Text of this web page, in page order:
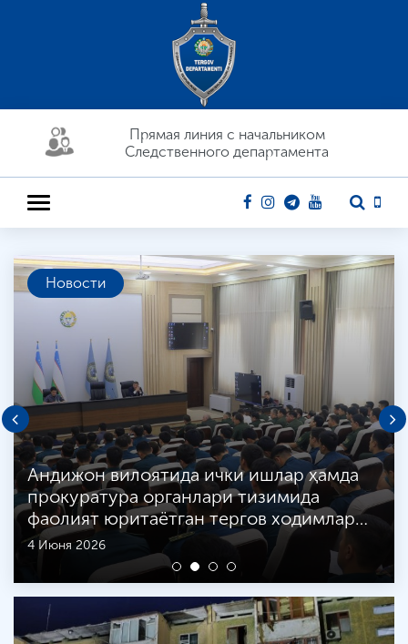
Прямая линия c начальником
Следственного департамента
Новости
Андижон вилоятида ички ишлар ҳамда
прокуратура органлари тизимида
фаолият юритаётган тергов ходимлар…
4 Июня 2026